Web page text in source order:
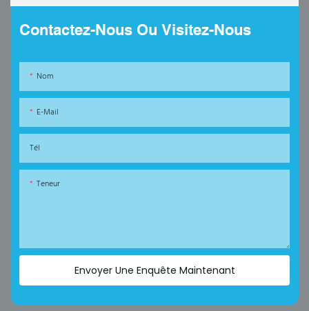
Contactez-Nous Ou Visitez-Nous
Nom
E-Mail
Tél
Teneur
Envoyer Une Enquête Maintenant